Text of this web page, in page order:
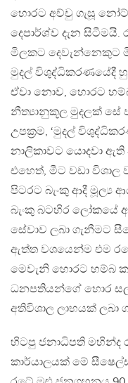
හොරට අච්චු ගැසූ
දෙපාර්ශ්ව දැන
මිලකට දෙවැන්නෙකුට
මුදල් විශුද්ධිකරණයේදී
ඒවා නොව, හොරට
නීත්‍යානුකූල මුදලක් සේ
උපක‍්‍රම, ‘මුදල්
නාලිකාවට යොදවා
එහෙත්, මීට වඩා
පිටරට බැංකු ආදී මූල්‍ය
බැංකු බටහිර ලෝකයේ
සේවාව ලබා ගැනීමට
ඇත්ත වශයෙන්ම එම
මෙවැනි හොරට හම්බ
ධනපතියන්ගේ හොර
අතිවිශාල ලාභයක් ලබා
හිටපු ජනාධිපති මහින්ද
කාර්යාලයක් මේ